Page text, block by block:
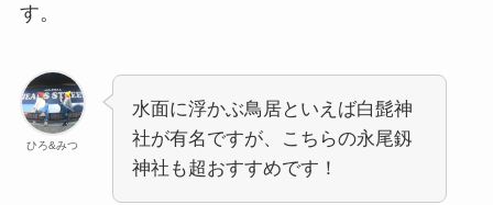
す。
ひろ&みつ
水面に浮かぶ鳥居といえば白髭神
社が有名ですが、こちらの永尾釼
神社も超おすすめです！